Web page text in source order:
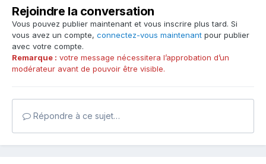
Rejoindre la conversation
Vous pouvez publier maintenant et vous inscrire plus tard. Si
vous avez un compte, connectez-vous maintenant pour publier
avec votre compte.
Remarque : votre message nécessitera l’approbation d’un
modérateur avant de pouvoir être visible.
Répondre à ce sujet…